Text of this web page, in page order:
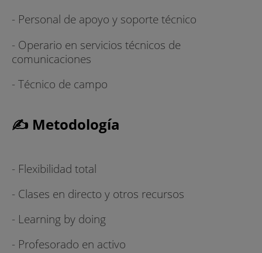
- Personal de apoyo y soporte técnico
- Operario en servicios técnicos de
comunicaciones
- Técnico de campo
✍ Metodología
- Flexibilidad total
- Clases en directo y otros recursos
- Learning by doing
- Profesorado en activo